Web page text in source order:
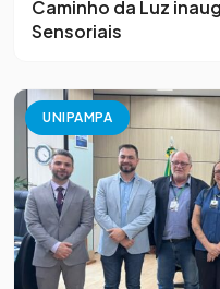
Caminho da Luz
Sensoriais
UNIPAMPA